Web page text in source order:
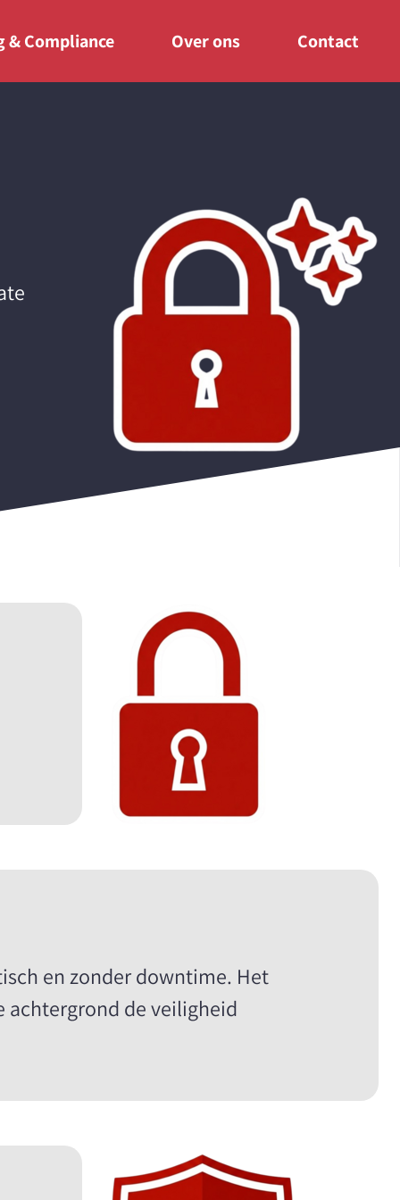
& Compliance Over ons Contact
en zonder downtime. Het
de veiligheid